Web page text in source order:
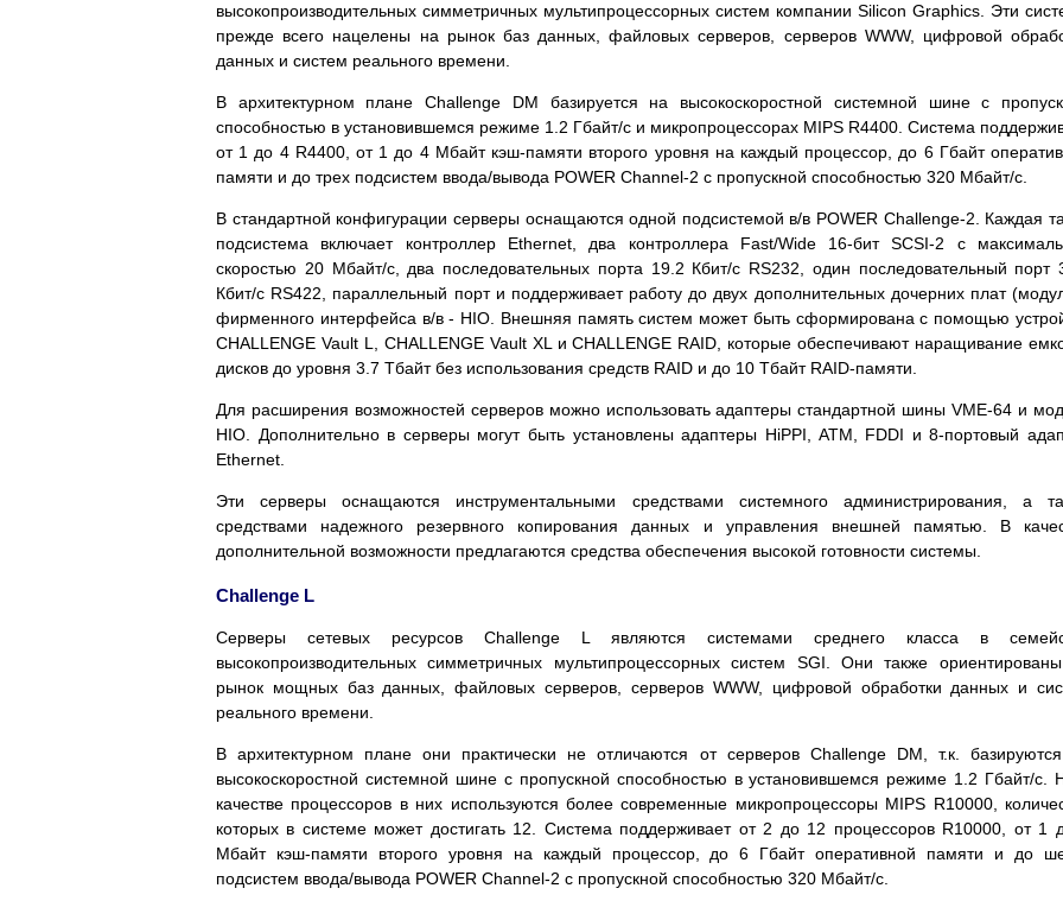
высокопроизводительных симметричных мультипроцессорных систем компании Silicon Graphics. Эти
прежде всего нацелены на рынок баз данных, файловых серверов, серверов WWW, цифровой
данных и систем реального времени.
В архитектурном плане Challenge DM базируется на высокоскоростной системной шине с
способностью в установившемся режиме 1.2 Гбайт/с и микропроцессорах MIPS R4400. Система
от 1 до 4 R4400, от 1 до 4 Мбайт кэш-памяти второго уровня на каждый процессор, до 6 Гбайт
памяти и до трех подсистем ввода/вывода POWER Channel-2 с пропускной способностью 320 Мбайт/с.
В стандартной конфигурации серверы оснащаются одной подсистемой в/в POWER Challenge-2. Каждая
подсистема включает контроллер Ethernet, два контроллера Fast/Wide 16-бит SCSI-2 с
скоростью 20 Мбайт/с, два последовательных порта 19.2 Кбит/с RS232, один последовательный порт
Кбит/с RS422, параллельный порт и поддерживает работу до двух дополнительных дочерних плат
фирменного интерфейса в/в - HIO. Внешняя память систем может быть сформирована с помощью
CHALLENGE Vault L, CHALLENGE Vault XL и CHALLENGE RAID, которые обеспечивают наращивание
дисков до уровня 3.7 Тбайт без использования средств RAID и до 10 Тбайт RAID-памяти.
Для расширения возможностей серверов можно использовать адаптеры стандартной шины VME-64 и
HIO. Дополнительно в серверы могут быть установлены адаптеры HiPPI, ATM, FDDI и 8-портовый
Ethernet.
Эти серверы оснащаются инструментальными средствами системного администрирования, а
средствами надежного резервного копирования данных и управления внешней памятью. В
дополнительной возможности предлагаются средства обеспечения высокой готовности системы.
Challenge L
Серверы сетевых ресурсов Challenge L являются системами среднего класса в
высокопроизводительных симметричных мультипроцессорных систем SGI. Они также
рынок мощных баз данных, файловых серверов, серверов WWW, цифровой обработки данных и
реального времени.
В архитектурном плане они практически не отличаются от серверов Challenge DM, т.к.
высокоскоростной системной шине с пропускной способностью в установившемся режиме 1.2 Гбайт/с.
качестве процессоров в них используются более современные микропроцессоры MIPS R10000,
которых в системе может достигать 12. Система поддерживает от 2 до 12 процессоров R10000, от 1
Мбайт кэш-памяти второго уровня на каждый процессор, до 6 Гбайт оперативной памяти и до
подсистем ввода/вывода POWER Channel-2 с пропускной способностью 320 Мбайт/с.